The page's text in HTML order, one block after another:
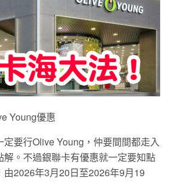
Young優惠
要行Olive Young，仲要間間都走入
。不過銀聯卡有優惠就一定要知點
由2026年3月20日至2026年9月19